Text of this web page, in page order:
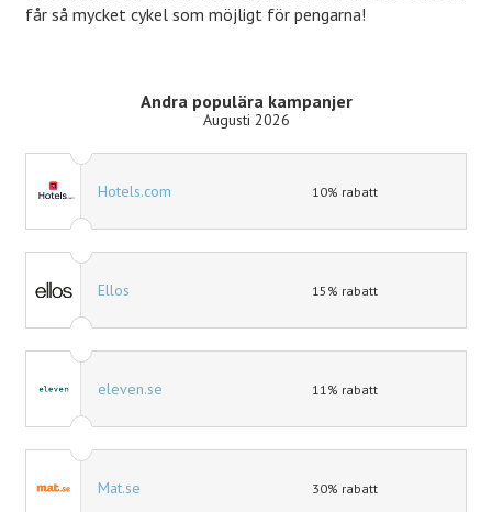
får så mycket cykel som möjligt för pengarna!
Andra populära kampanjer
Augusti 2026
Hotels.com 10% rabatt
Ellos 15% rabatt
eleven.se 11% rabatt
Mat.se 30% rabatt